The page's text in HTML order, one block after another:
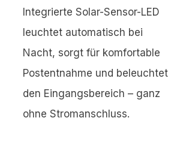
Integrierte Solar-Sensor-LED
leuchtet automatisch bei
Nacht, sorgt für komfortable
Postentnahme und beleuchtet
den Eingangsbereich – ganz
ohne Stromanschluss.